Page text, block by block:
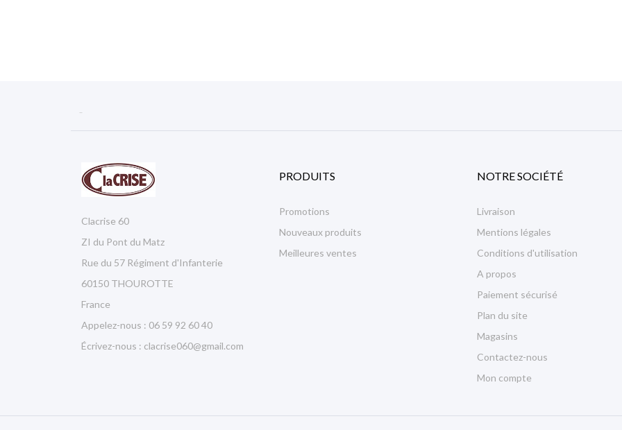

Clacrise 60
ZI du Pont du Matz
Rue du 57 Régiment d'Infanterie
60150 THOUROTTE
France
Appelez-nous : 06 59 92 60 40
Écrivez-nous : clacrise060@gmail.com
PRODUITS
Promotions
Nouveaux produits
Meilleures ventes
NOTRE SOCIÉTÉ
Livraison
Mentions légales
Conditions d'utilisation
A propos
Paiement sécurisé
Plan du site
Magasins
Contactez-nous
Mon compte